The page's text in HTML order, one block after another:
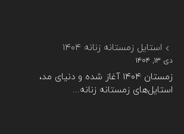
استایل زمستانه زنانه ۱۴۰۴
دی ۱۳, ۱۴۰۴
زمستان ۱۴۰۴ آغاز شده و دنیای مد،
استایل‌های زمستانه زنانه...